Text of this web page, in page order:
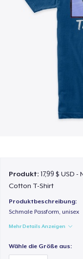
Produkt:17,99 $ USD
Cotton T-Shirt
Produktbeschreibung:
Schmale Passform, unisex
Mehr Details Anzeigen
Wähle die Größe aus: